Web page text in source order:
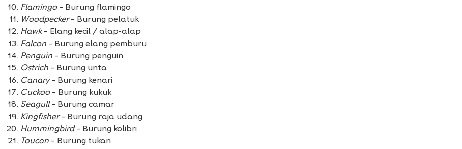
Flamingo– Burung flamingo
Woodpecker– Burung pelatuk
Hawk– Elang kecil / alap-alap
Falcon – Burung elang pemburu
Penguin – Burung penguin
Ostrich – Burung unta
Canary– Burung kenari
Cuckoo– Burung kukuk
Seagull– Burung camar
Kingfisher– Burung raja udang
Hummingbird– Burung kolibri
Toucan – Burung tukan